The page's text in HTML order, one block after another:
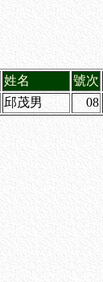
姓名 號次
邱茂男 08